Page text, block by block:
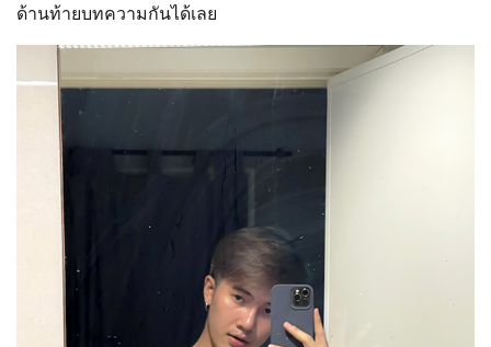
ด้านท้ายบทความกันได้เลย